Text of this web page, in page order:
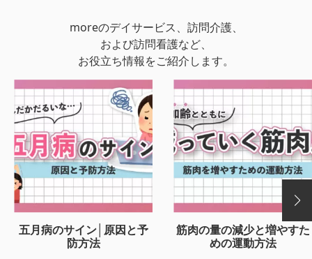
moreのデイサービス、訪問介護、
および訪問看護など、
お役立ち情報をご紹介します。
五月病のサイン│原因と予
防方法
筋肉の量の減少と増やすた
めの運動方法